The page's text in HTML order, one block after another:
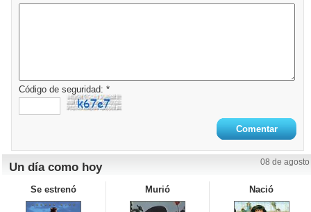
Código de seguridad: *
Un día como hoy 08 de agosto
Se estrenó Murió Nació